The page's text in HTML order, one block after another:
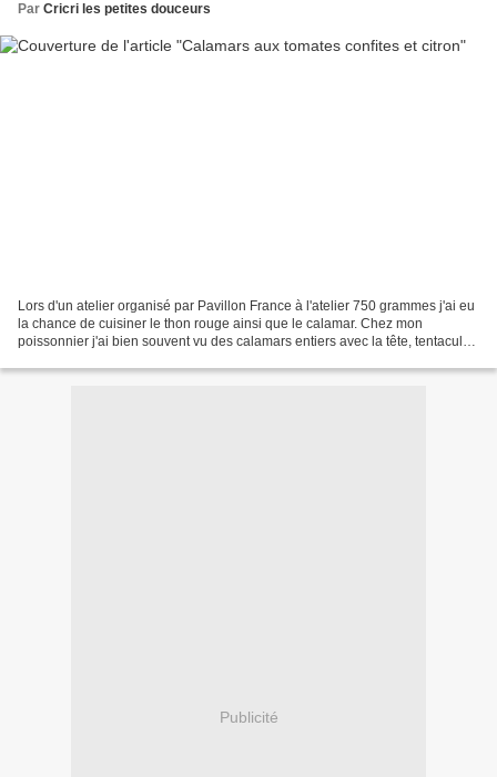
Par Cricri les petites douceurs
Lors d'un atelier organisé par Pavillon France à l'atelier 750 grammes j'ai eu
la chance de cuisiner le thon rouge ainsi que le calamar. Chez mon
poissonnier j'ai bien souvent vu des calamars entiers avec la tête, tentacules
Publicité